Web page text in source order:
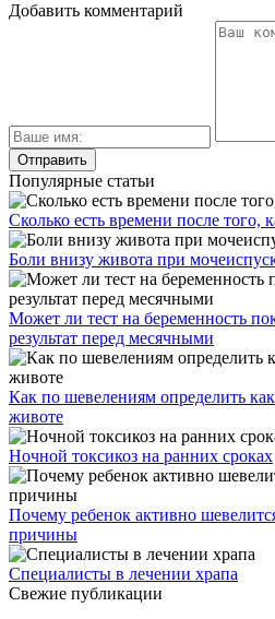
Добавить комментарий
Популярные статьи
Сколько есть времени после того,
Боли внизу живота при
Может ли тест на беременность
результат перед месячными
Как по шевелениям определить
животе
Ночной токсикоз на ранних сроках
Почему ребенок активно
причины
Специалисты в лечении храпа
Свежие публикации